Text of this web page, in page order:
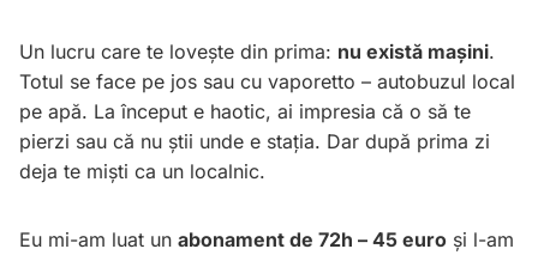
Un lucru care te lovește din prima: nu există mașini.
Totul se face pe jos sau cu vaporetto – autobuzul local
pe apă. La început e haotic, ai impresia că o să te
pierzi sau că nu știi unde e stația. Dar după prima zi
deja te miști ca un localnic.
Eu mi-am luat un abonament de 72h – 45 euro și l-am